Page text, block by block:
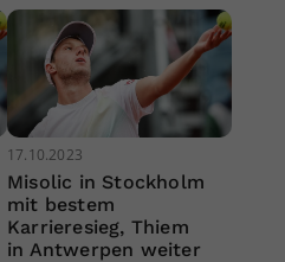
17.10.2023
Misolic in Stockholm
mit bestem
Karrieresieg, Thiem
in Antwerpen weiter